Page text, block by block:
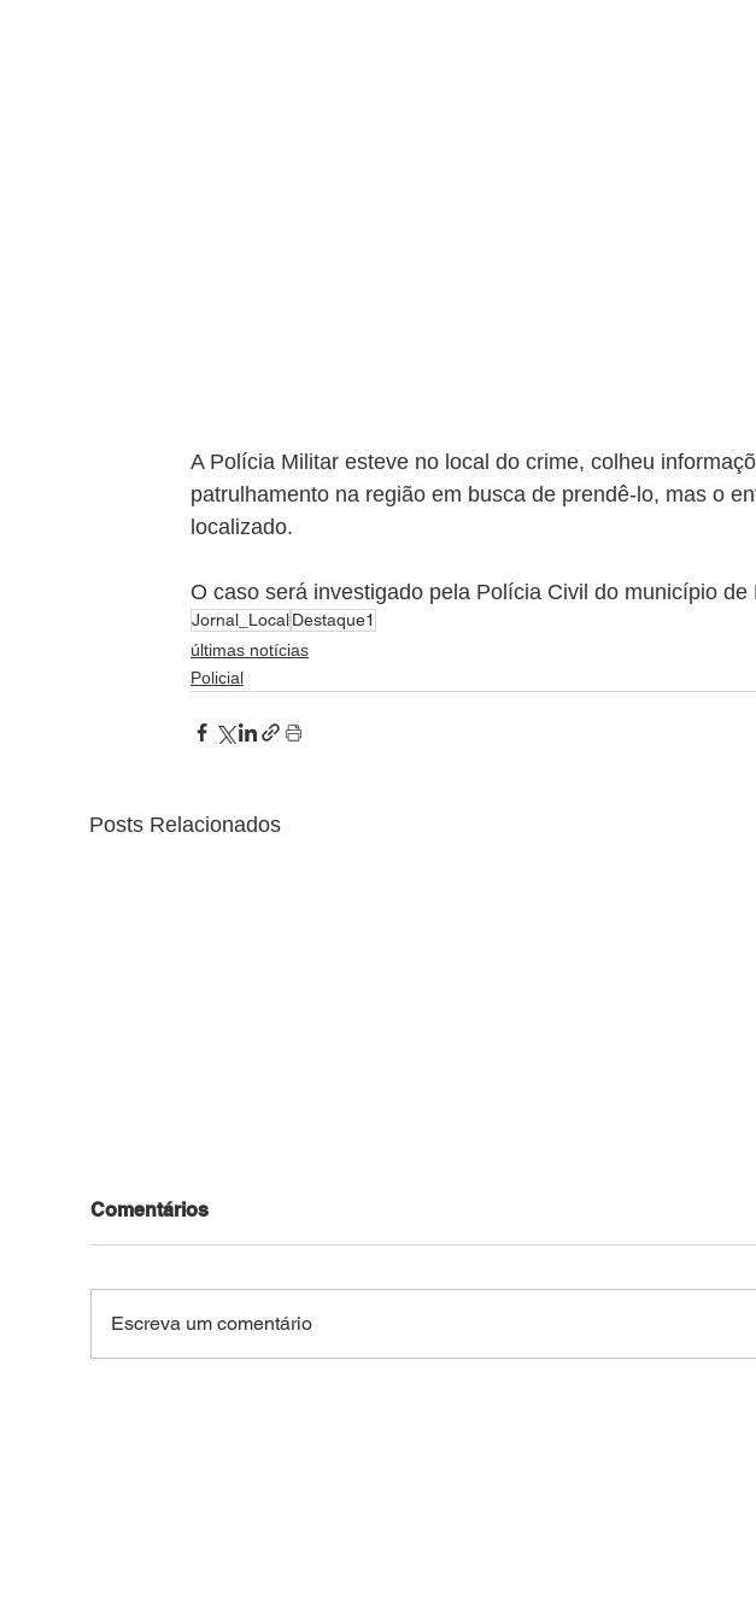
A Polícia Militar esteve no local do crime, colheu
patrulhamento na região em busca de prendê-lo, mas o
localizado.
O caso será investigado pela Polícia Civil do município de
Jornal_LocalDestaque1
últimas notícias
Policial
Posts Relacionados
Comentários
Escreva um comentário